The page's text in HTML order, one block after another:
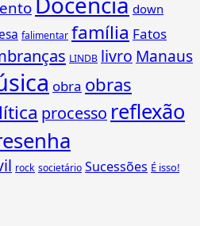
down
falimentar família Fatos
LINDB livro Manaus
obra obras
processo reflexão
rock societário Sucessões É isso!